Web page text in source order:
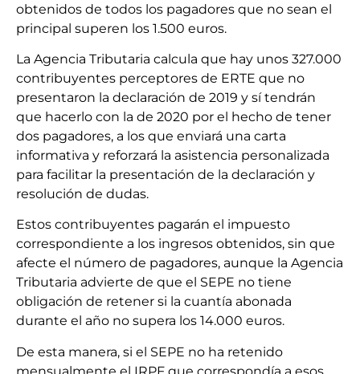
obtenidos de todos los pagadores que no sean el
principal superen los 1.500 euros.
La Agencia Tributaria calcula que hay unos 327.000
contribuyentes perceptores de ERTE que no
presentaron la declaración de 2019 y sí tendrán
que hacerlo con la de 2020 por el hecho de tener
dos pagadores, a los que enviará una carta
informativa y reforzará la asistencia personalizada
para facilitar la presentación de la declaración y
resolución de dudas.
Estos contribuyentes pagarán el impuesto
correspondiente a los ingresos obtenidos, sin que
afecte el número de pagadores, aunque la Agencia
Tributaria advierte de que el SEPE no tiene
obligación de retener si la cuantía abonada
durante el año no supera los 14.000 euros.
De esta manera, si el SEPE no ha retenido